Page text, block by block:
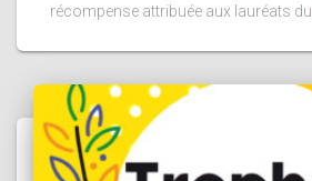
récompense attribuée aux lauréats du